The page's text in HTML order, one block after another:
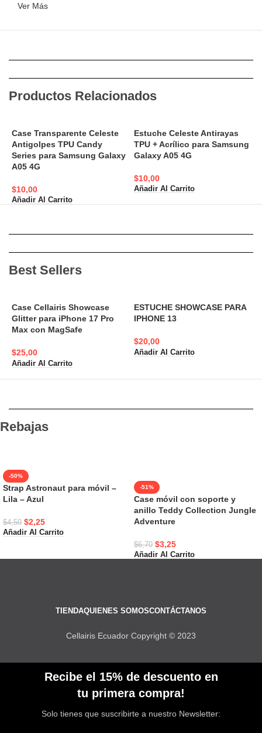
Ver Más
Productos Relacionados
Case Transparente Celeste
Antigolpes TPU Candy
Series para Samsung Galaxy
A05 4G
$10,00
Añadir Al Carrito
Estuche Celeste Antirayas
TPU + Acrílico para Samsung
Galaxy A05 4G
$10,00
Añadir Al Carrito
Best Sellers
Case Cellairis Showcase
Glitter para iPhone 17 Pro
Max con MagSafe
$25,00
Añadir Al Carrito
ESTUCHE SHOWCASE PARA
IPHONE 13
$20,00
Añadir Al Carrito
Rebajas
-50%
Strap Astronaut para móvil –
Lila – Azul
$4,50 $2,25
Añadir Al Carrito
-51%
Case móvil con soporte y
anillo Teddy Collection Jungle
Adventure
$6,70 $3,25
Añadir Al Carrito
TIENDAQUIENES SOMOSCONTÁCTANOS
Cellairis Ecuador Copyright © 2023
Recibe el 15% de descuento en
tu primera compra!
Solo tienes que suscribirte a nuestro Newsletter: